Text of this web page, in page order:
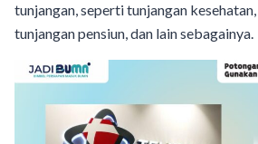
tunjangan, seperti tunjangan
tunjangan pensiun, dan lain sebagainya.